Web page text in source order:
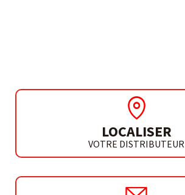
LOCALISER
VOTRE DISTRIBUTEUR